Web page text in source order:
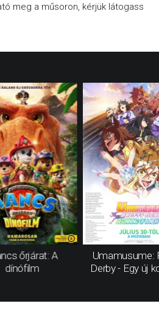
meg a műsoron, kérjük látogass
őrjárat: A
dínófilm
Umamusume:
Derby - Egy új